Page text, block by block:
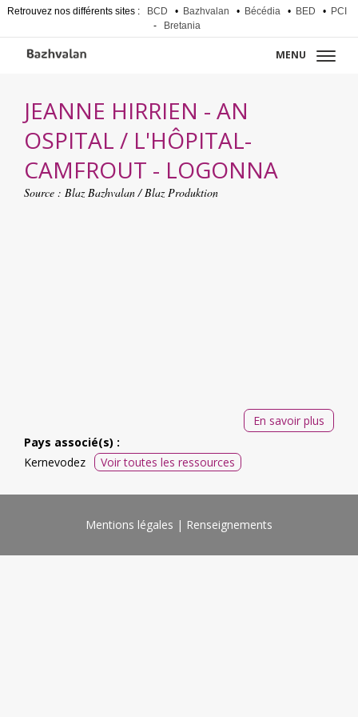
Retrouvez nos différents sites : BCD • Bazhvalan • Bécédia • BED •
PCI
-
Bretania
MENU
JEANNE HIRRIEN - AN
OSPITAL / L'HÔPITAL-
CAMFROUT - LOGONNA
Source : Blaz Bazhvalan / Blaz Produktion
En savoir plus
Pays associé(s) :
Kernevodez
Voir toutes les ressources
Mentions légales Renseignements